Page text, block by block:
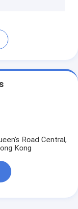
Road Central,
Kong